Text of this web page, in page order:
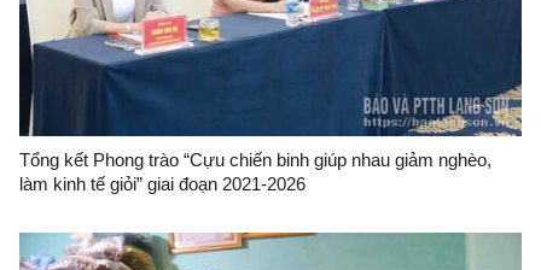
Tổng kết Phong trào “Cựu chiến binh giúp nhau giảm nghèo,
làm kinh tế giỏi” giai đoạn 2021-2026